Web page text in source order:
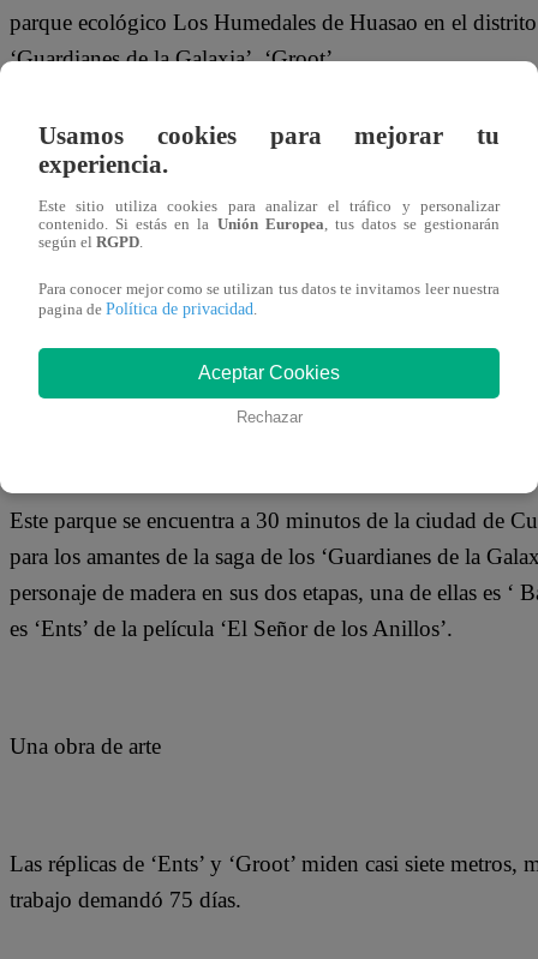
parque ecológico Los Humedales de Huasao en el
‘Guardianes de la Galaxia’, ‘Groot’.
La noticia ha traspasado fronteras y llegó hasta el propio
Gunn, quien compartió en todas sus redes sociales, las
tener 67,379 ‘me gusta’ y cerca de mil comentarios.
alcanza las 11 mil reacciones.
Este parque se encuentra a 30 minutos de la ciudad de
para los amantes de la saga de los ‘Guardianes de la
personaje de madera en sus dos etapas, una de ellas es ‘
es ‘Ents’ de la película ‘El Señor de los Anillos’.
Una obra de arte
Las réplicas de ‘Ents’ y ‘Groot’ miden casi siete
trabajo demandó 75 días.
Usamos cookies para mejorar tu
experiencia.
Este sitio utiliza cookies para analizar el tráfico y personalizar
contenido. Si estás en la Unión Europea , tus datos se gestionarán
según el RGPD
Para conocer mejor como se utilizan tus datos te invitamos leer nuestra
pagina de Política de privacidad
Aceptar Cookies
Rechazar